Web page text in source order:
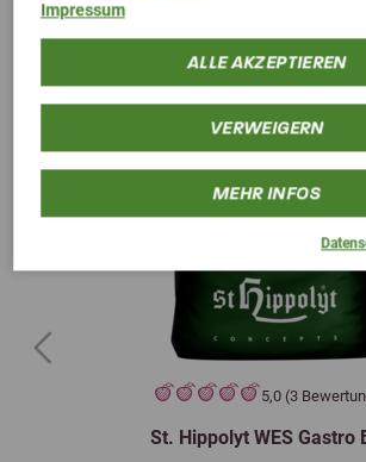
Impressum
ALLE AKZEPTIEREN
VERWEIGERN
MEHR INFOS
5,0 (3
St. Hippolyt WES Gastro
Previous